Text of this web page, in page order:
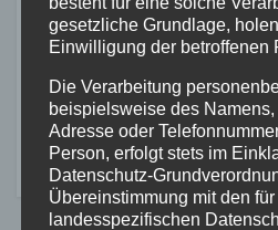
FEUERWEHR NEUWIED
Waldbrand bei
schnell gelöscht
Feuerwehr
erhöhter
7. AUG. 2026
gesetzliche Grundlage,
Einwilligung der betroffenen
Die Verarbeitung
beispielsweise des
Adresse oder
Person, erfolgt stets im
Datenschutz-
Übereinstimmung mit den
landesspezifischen